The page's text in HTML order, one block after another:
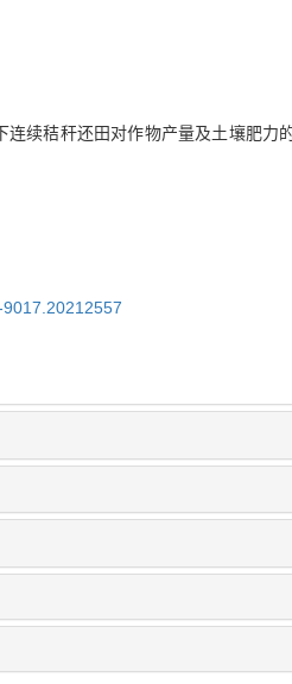
续秸秆还田对作物产量及土壤肥力